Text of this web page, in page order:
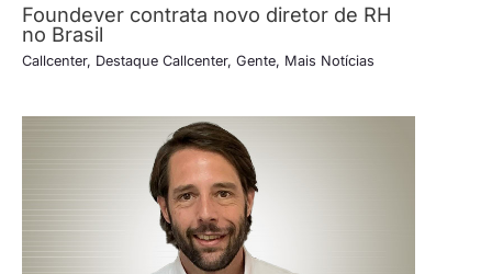
Foundever contrata novo diretor de RH
no Brasil
Callcenter, Destaque Callcenter, Gente, Mais Notícias